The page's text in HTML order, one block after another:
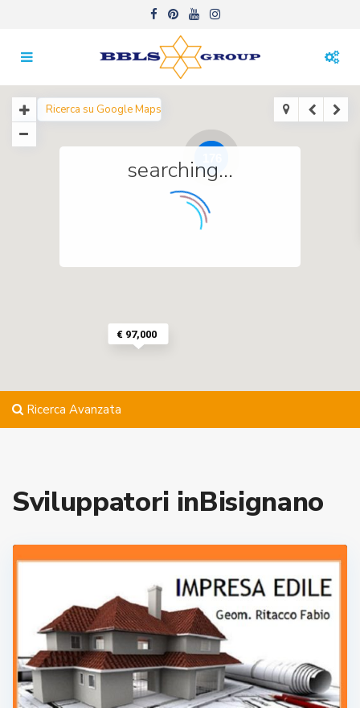
€ 97,000
searching...
Ricerca Avanzata
Sviluppatori inBisignano